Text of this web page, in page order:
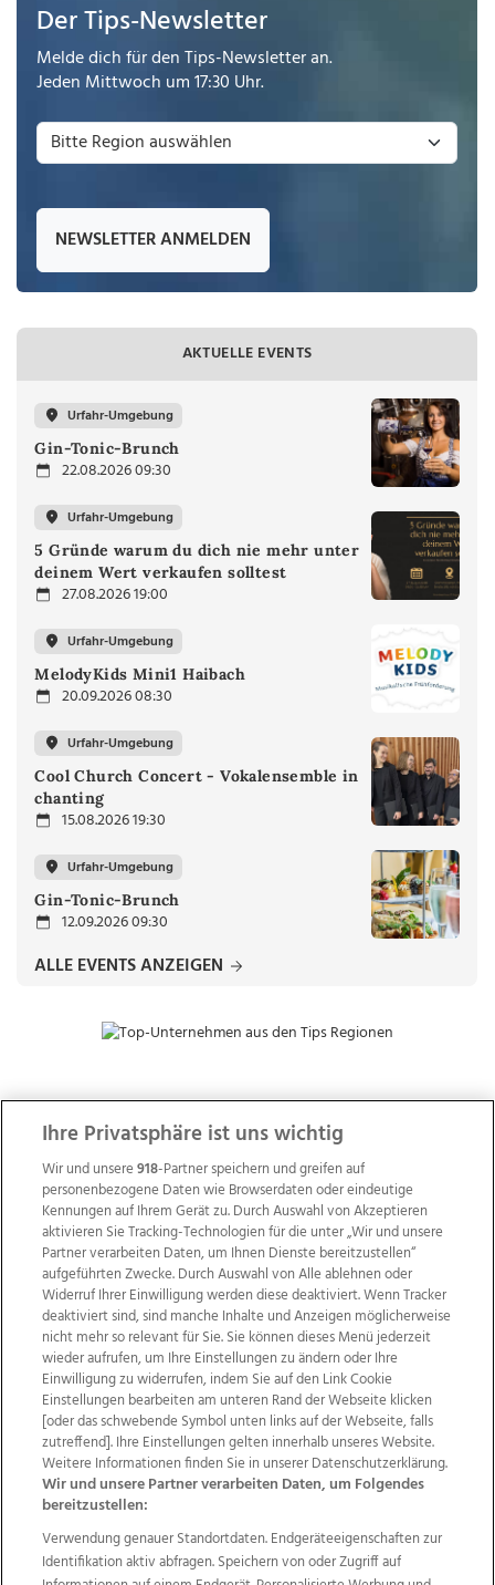
Der Tips-Newsletter
Melde dich für den Tips-Newsletter an.
Jeden Mittwoch um 17:30 Uhr.
NEWSLETTER ANMELDEN
AKTUELLE EVENTS
Urfahr-Umgebung
Gin-Tonic-Brunch
22.08.2026 09:30
Urfahr-Umgebung
5 Gründe warum du dich nie mehr unter
deinem Wert verkaufen solltest
27.08.2026 19:00
Urfahr-Umgebung
MelodyKids Mini1 Haibach
20.09.2026 08:30
Urfahr-Umgebung
Cool Church Concert - Vokalensemble in
chanting
15.08.2026 19:30
Urfahr-Umgebung
Gin-Tonic-Brunch
12.09.2026 09:30
ALLE EVENTS ANZEIGEN
ZUR NACHRICHTENÜBERSICHT
Wir über uns Mediadaten Kontakt
Jobs
Datenschutz
Impressum
AGB Anzeigekunden
AGB Website
Ehrenkodex Politische Werbung
Weitere Angebote des Medienhauses Wimmer
Ihre Privatsphäre ist uns wichtig
Wir und unsere918-Partner speichern und greifen auf
personenbezogene Daten wie Browserdaten oder eindeutige
Kennungen auf Ihrem Gerät zu. Durch Auswahl von Akzeptieren
aktivieren Sie Tracking-Technologien für die unter „Wir und unsere
Partner verarbeiten Daten, um Ihnen Dienste bereitzustellen“
aufgeführten Zwecke. Durch Auswahl von Alle ablehnen oder
Widerruf Ihrer Einwilligung werden diese deaktiviert. Wenn Tracker
deaktiviert sind, sind manche Inhalte und Anzeigen möglicherweise
nicht mehr so relevant für Sie. Sie können dieses Menü jederzeit
wieder aufrufen, um Ihre Einstellungen zu ändern oder Ihre
Einwilligung zu widerrufen, indem Sie auf den Link Cookie
Einstellungen bearbeiten am unteren Rand der Webseite klicken
[oder das schwebende Symbol unten links auf der Webseite, falls
zutreffend]. Ihre Einstellungen gelten innerhalb unseres Website.
Weitere Informationen finden Sie in unserer Datenschutzerklärung.
Wir und unsere Partner verarbeiten Daten, um Folgendes
bereitzustellen:
Verwendung genauer Standortdaten. Endgeräteeigenschaften zur
Identifikation aktiv abfragen. Speichern von oder Zugriff auf